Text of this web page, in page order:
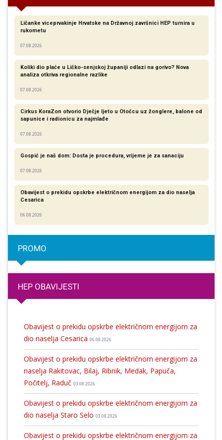
Ličanke viceprvakinje Hrvatske na Državnoj završnici HEP turnira u
rukometu
07.08.2026
Koliki dio plaće u Ličko-senjskoj županiji odlazi na gorivo? Nova
analiza otkriva regionalne razlike​
07.08.2026
Cirkus KoraZon otvorio Dječje ljeto u Otočcu uz žonglere, balone od
sapunice i radionicu za najmlađe
07.08.2026
Gospić je naš dom: Dosta je procedura, vrijeme je za sanaciju
07.08.2026
Obavijest o prekidu opskrbe električnom energijom za dio naselja
Cesarica
06.08.2026
PROMO
HEP OBAVIJESTI
Obavijest o prekidu opskrbe električnom energijom za
dio naselja Cesarica 06.08.2026
Obavijest o prekidu opskrbe električnom energijom za
naselja Rakitovac, Bilaj, Ribnik, Medak, Papuča,
Počitelj, Raduč 03.08.2026
Obavijest o prekidu opskrbe električnom energijom za
dio naselja Staro Selo 03.08.2026
Obavijest o prekidu opskrbe električnom energijom za